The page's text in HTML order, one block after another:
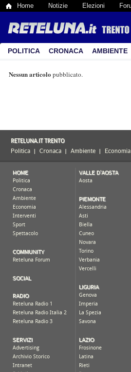
Home Notizie Elezioni
POLITICA CRONACA AMBIENTE
Nessun articolo pubblicato.